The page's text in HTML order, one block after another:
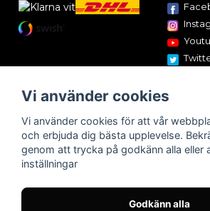
Vi använder cookies
Vi använder cookies för att vår
och erbjuda dig bästa upplevelse.
genom att trycka på godkänn alla eller
inställningar
Godkänn alla